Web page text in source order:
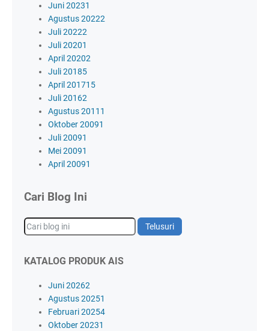
Juni 20231
Agustus 20222
Juli 20222
Juli 20201
April 20202
Juli 20185
April 201715
Juli 20162
Agustus 2011 1
Oktober 20091
Juli 20091
Mei 20091
April 20091
Cari Blog Ini
KATALOG PRODUK AIS
Juni 20262
Agustus 20251
Februari 20254
Oktober 20231